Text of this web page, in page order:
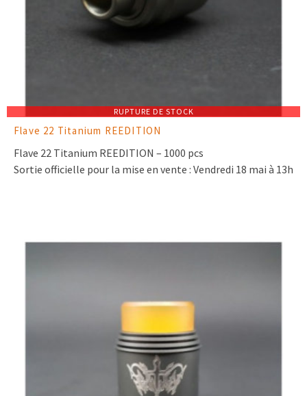
RUPTURE DE STOCK
Flave 22 Titanium REEDITION
Flave 22 Titanium REEDITION – 1000 pcs
Sortie officielle pour la mise en vente : Vendredi 18 mai à 13h